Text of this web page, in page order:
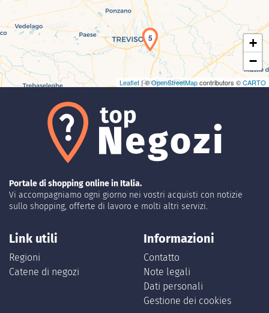
5
+
−
Leaflet | ©OpenStreetMapcontributors ©CARTO
Portale di shopping online in Italia.
Vi accompagniamo ogni giorno nei vostri acquisti con notizie
sullo shopping, offerte di lavoro e molti altri servizi.
Link utili
Regioni
Catene di negozi
Informazioni
Contatto
Note legali
Dati personali
Gestione dei cookies